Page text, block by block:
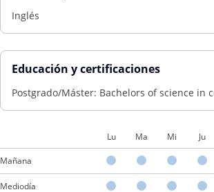
Inglés
Educación y certificaciones
Postgrado/Máster: Bachelors of science in
Lu Ma Mi Ju
Mañana
Mediodía